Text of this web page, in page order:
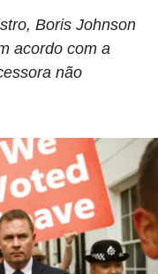
Boris Johnson
acordo com a
não